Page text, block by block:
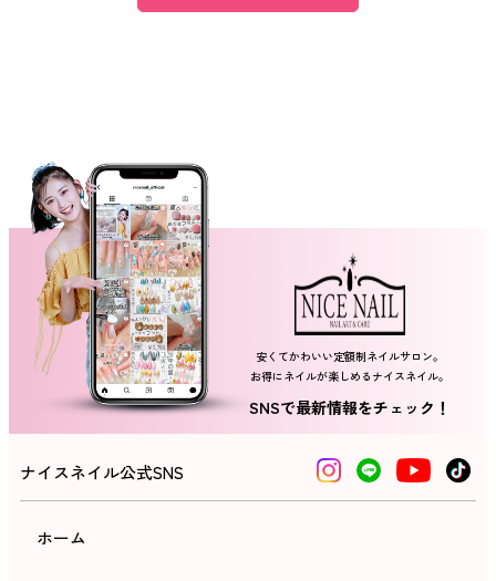
安くてかわいい定額制ネイルサロン。
お得にネイルが楽しめるナイスネイル。
SNSで最新情報をチェック！
ナイスネイル公式SNS
ホーム